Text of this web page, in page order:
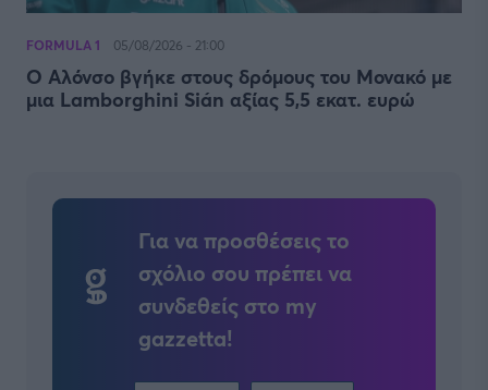
FORMULA 1 05/08/2026 - 21:00
Ο Αλόνσο βγήκε στους δρόμους του Μονακό με
μια Lamborghini Sián αξίας 5,5 εκατ. ευρώ
Για να προσθέσεις το
σχόλιο σου πρέπει να
συνδεθείς στο my
gazzetta!